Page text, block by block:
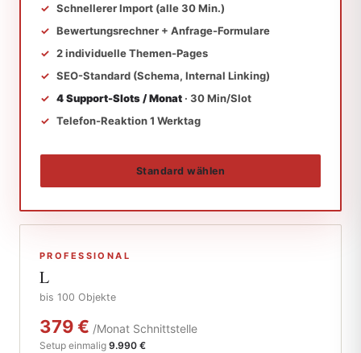
Schnellerer Import (alle 30 Min.)
Bewertungsrechner + Anfrage-Formulare
2 individuelle Themen-Pages
SEO-Standard (Schema, Internal Linking)
4 Support-Slots / Monat · 30 Min/Slot
Telefon-Reaktion 1 Werktag
Standard wählen
PROFESSIONAL
L
bis 100 Objekte
379 € /Monat Schnittstelle
Setup einmalig 9.990 €